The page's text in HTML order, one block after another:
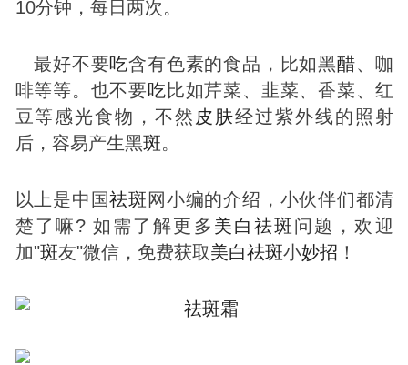
10分钟，每日两次。
最好不要吃含有色素的食品，比如黑醋、咖
啡等等。也不要吃比如芹菜、韭菜、香菜、红
豆等感光食物，不然 皮肤经过紫外线的照射
后，容易产生黑斑。
以上是中国祛斑 网小编的介绍，小伙伴们都清
楚了嘛? 如需了解更多 美白 祛斑问题，欢迎
加"斑友"微信，免费获取美白祛斑小妙招 ！